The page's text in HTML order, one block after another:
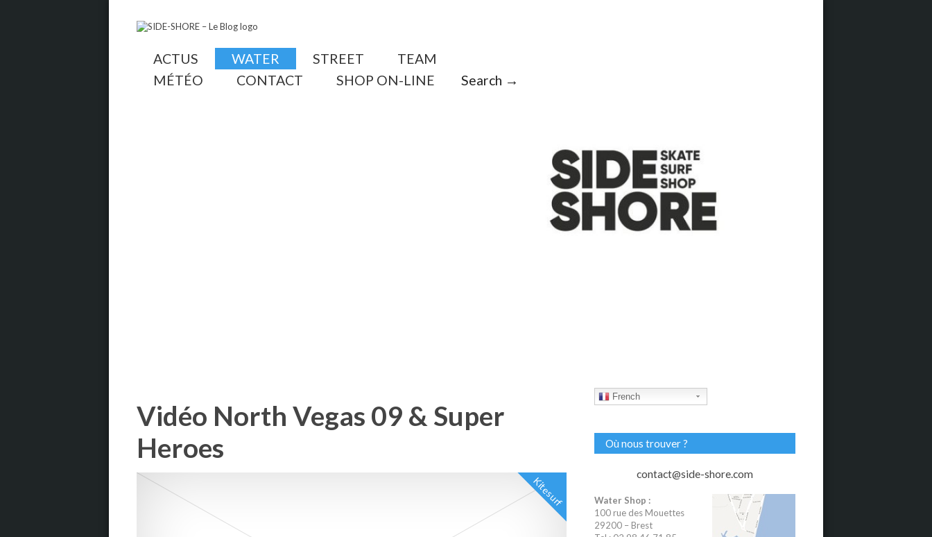
ACTUS WATER STREET
TEAM
MÉTÉO
CONTACT SHOP ON-LINE Search →
Vidéo North Vegas 09 & Super
Heroes
Kitesurf
French
Où nous trouver ?
contact@side-shore.com
Water Shop :
100 rue des Mouettes
29200 – Brest